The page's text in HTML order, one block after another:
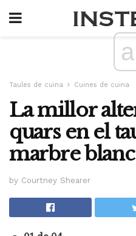
Taules de cuina Cuines de cuina
La millor
quars en el
marbre blanc
by Courtney Shearer